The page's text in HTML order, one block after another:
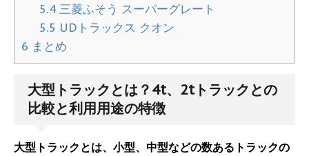
5.4三菱ふそう スーパーグレート
5.5 UDトラックス クオン
6 まとめ
大型トラックとは？4t、2tトラックとの
比較と利用用途の特徴
大型トラックとは、小型、中型などの数あるトラックの